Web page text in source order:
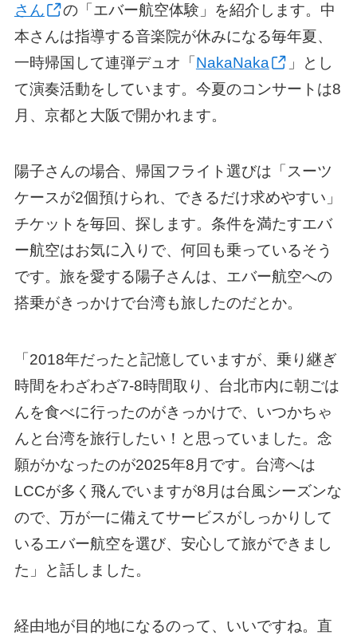
さん
の「エバー航空体験」を紹介します。中
本さんは指導する音楽院が休みになる毎年夏、
一時帰国して連弾デュオ「NakaNaka
」とし
て演奏活動をしています。今夏のコンサートは8
月、京都と大阪で開かれます。
陽子さんの場合、帰国フライト選びは「スーツ
ケースが2個預けられ、できるだけ求めやすい」
チケットを毎回、探します。条件を満たすエバ
ー航空はお気に入りで、何回も乗っているそう
です。旅を愛する陽子さんは、エバー航空への
搭乗がきっかけで台湾も旅したのだとか。
「2018年だったと記憶していますが、乗り継ぎ
時間をわざわざ7-8時間取り、台北市内に朝ごは
んを食べに行ったのがきっかけで、いつかちゃ
んと台湾を旅行したい！と思っていました。念
願がかなったのが2025年8月です。台湾へは
LCCが多く飛んでいますが8月は台風シーズンな
ので、万が一に備えてサービスがしっかりして
いるエバー航空を選び、安心して旅ができまし
た」と話しました。
経由地が目的地になるのって、いいですね。直